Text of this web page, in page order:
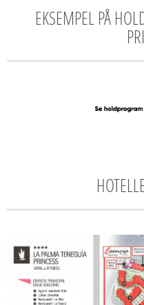
EKSEMPEL PÅ